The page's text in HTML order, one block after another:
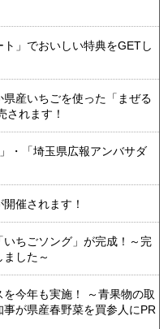
ト」でおいしい特典をGETし
産いちごを使った「まぜる
されます！
・「埼玉県広報アンバサダ
催されます！
ちごソング」が完成！～完
した～
今年も実施！ ～青果物の取
が県産春野菜を買参人にPR